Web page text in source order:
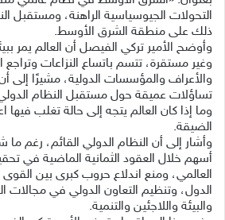
التحولات الجيوسياسية الراهنة، ومستقبل
ذلك على منطقة الشرق الأوسط.
وأوضح الأمير تركي الفيصل أن العالم يمر
وغير مستقرة، تتسم باتساع النزاعات وتراجع
والأعراف والمؤسسات الدولية، مشيرًا إلى أن
تساؤلات عميقة حول مستقبل النظام الدولي
وما إذا كان العالم يتجه إلى حالة تغلب فيها
الضيقة.
وأشار إلى أن النظام الدولي القائم، رغم
أسهم خلال العقود الثمانية الماضية في
العالمي، ومنع اندلاع حروب كبرى بين
الدول، وتنظيم التعاون الدولي في مجالات
والبيئة واللاجئين والتنمية.